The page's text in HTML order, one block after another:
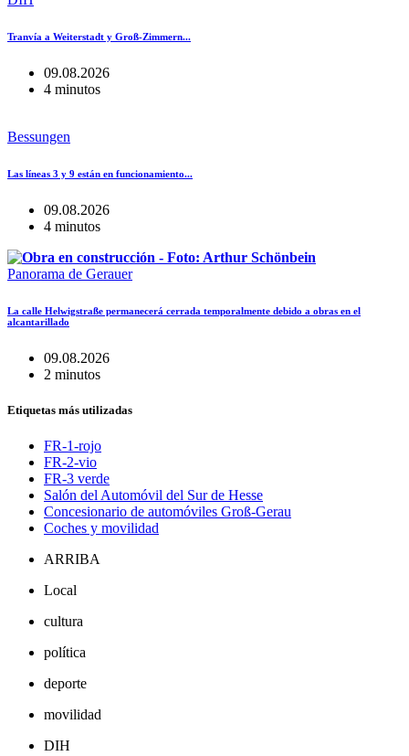
Tranvía a Weiterstadt y Groß-Zimmern...
09.08.2026
4 minutos
Bessungen
Las líneas 3 y 9 están en funcionamiento...
09.08.2026
4 minutos
Panorama de Gerauer
La calle Helwigstraße permanecerá cerrada temporalmente debido a obras en el
alcantarillado
09.08.2026
2 minutos
Etiquetas más utilizadas
FR-1-rojo
FR-2-vio
FR-3 verde
Salón del Automóvil del Sur de Hesse
Concesionario de automóviles Groß-Gerau
Coches y movilidad
ARRIBA
Local
cultura
política
deporte
movilidad
DIH